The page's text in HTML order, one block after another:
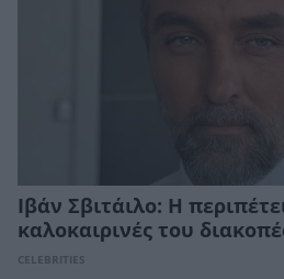
Ιβάν Σβιτάιλο: Η
καλοκαιρινές του
CELEBRITIES